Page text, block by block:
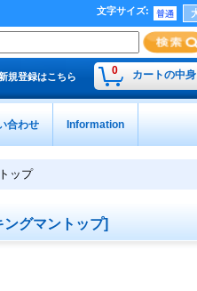
文字サイズ:
0 カートの中身
規登録はこちら
合わせ Information
ップ
グマントップ]